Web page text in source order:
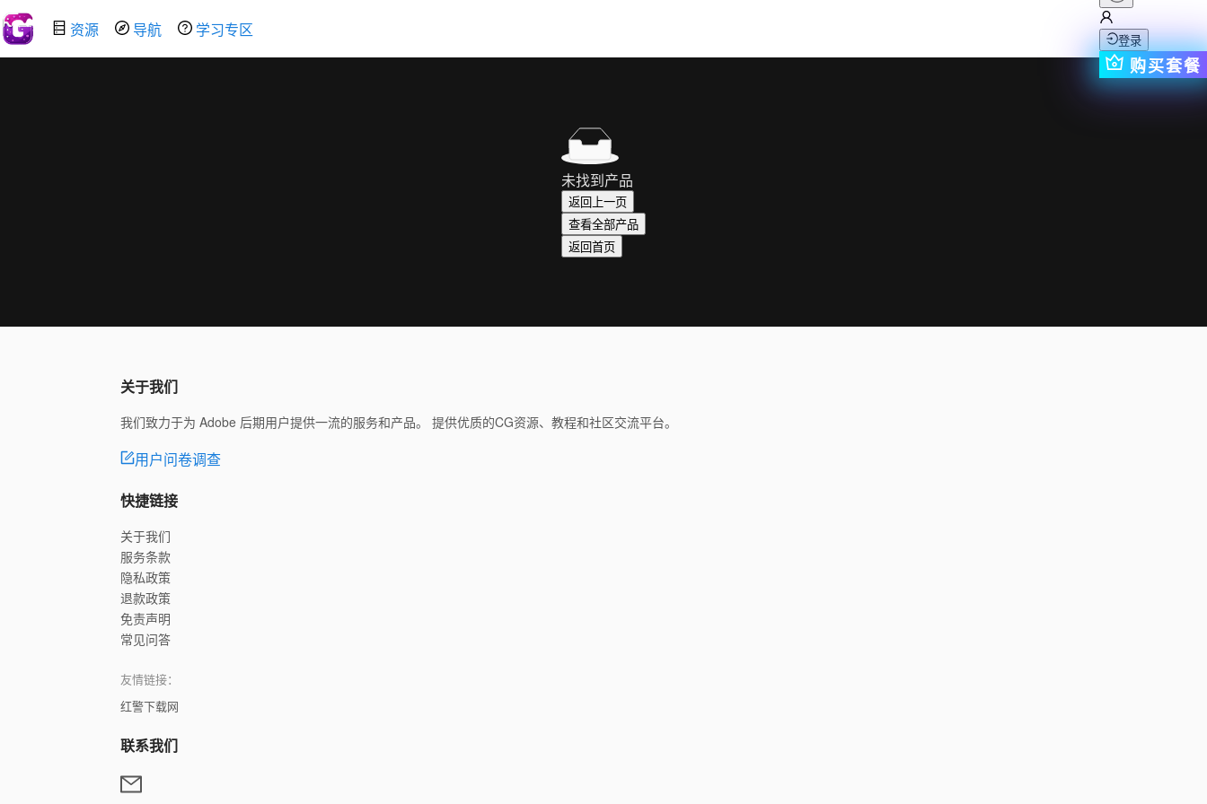
资源 导航 学习专区
登录
购买套餐
未找到产品
返回上一页
查看全部产品
返回首页
关于我们
我们致力于为 Adobe 后期用户提供一流的服务和产品。 提供优质的CG资源、教程和社区交流平台。
用户问卷调查
快捷链接
关于我们
服务条款
隐私政策
退款政策
免责声明
常见问答
友情链接：
红警下载网
联系我们